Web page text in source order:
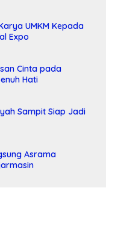
UMKM Kepada
Expo
Cinta pada
Hati
Sampit Siap Jadi
Asrama